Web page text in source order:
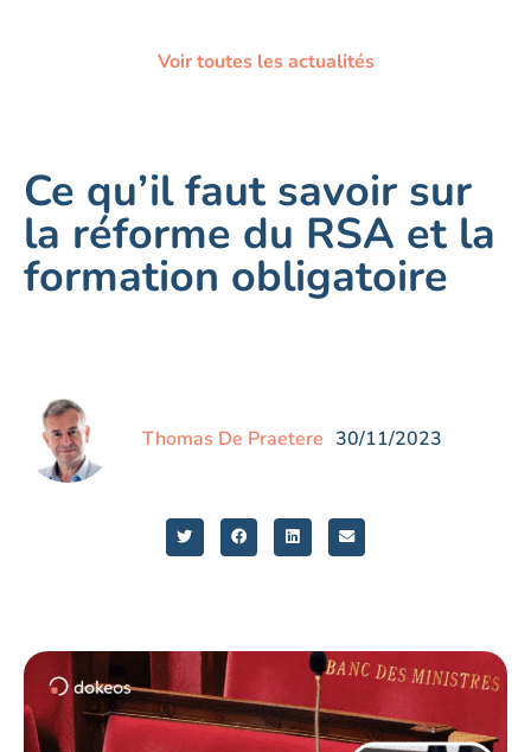
Voir toutes les actualités
Ce qu’il faut savoir sur
la réforme du RSA et la
formation obligatoire
Thomas De Praetere 30/11/2023